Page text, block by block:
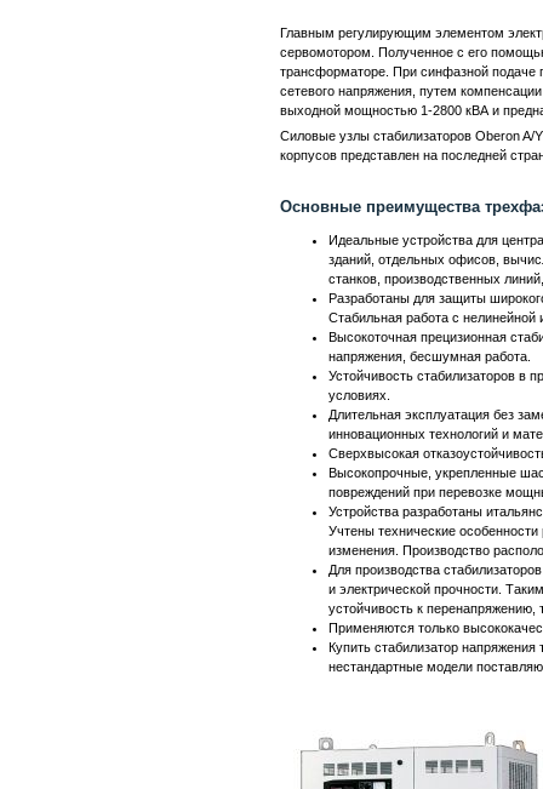
Главным регулирующим элементом
сервомотором. Полученное с его
трансформаторе. При синфазной подаче
сетевого напряжения, путем
выходной мощностью 1-2800 кВА и
Силовые узлы стабилизаторов Oberon
корпусов представлен на последней
Основные преимущества
Идеальные устройства для
зданий, отдельных офисов,
станков, производственных
Разработаны для защиты
Стабильная работа с нелинейной
Высокоточная прецизионная
напряжения, бесшумная работа.
Устойчивость стабилизаторов в
условиях.
Длительная эксплуатация без
инновационных технологий и
Сверхвысокая
Высокопрочные, укрепленные
повреждений при перевозке
Устройства разработаны
Учтены технические
изменения. Производство
Для производства
и электрической прочности.
устойчивость к
Применяются только
Купить стабилизатор
нестандартные модели